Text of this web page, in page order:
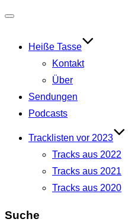
Heiße Tasse
Kontakt
Über
Sendungen
Podcasts
Tracklisten vor 2023
Tracks aus 2022
Tracks aus 2021
Tracks aus 2020
Suche